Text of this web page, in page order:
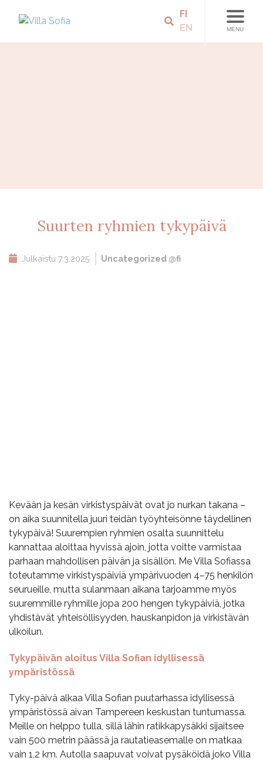
MENU
FI
EN
Suurten ryhmien tykypäivä
Julkaistu 7.3.2025 Uncategorized @fi
Kevään ja kesän virkistyspäivät ovat jo nurkan takana –
on aika suunnitella juuri teidän työyhteisönne täydellinen
tykypäivä! Suurempien ryhmien osalta suunnittelu
kannattaa aloittaa hyvissä ajoin, jotta voitte varmistaa
parhaan mahdollisen päivän ja sisällön. Me Villa Sofiassa
toteutamme virkistyspäiviä ympärivuoden 4–75 henkilön
seurueille, mutta sulanmaan aikana tarjoamme myös
suuremmille ryhmille jopa 200 hengen tykypäiviä, jotka
yhdistävät yhteisöllisyyden, hauskanpidon ja virkistävän
ulkoilun.
Tykypäivän aloitus Villa Sofian idyllisessä
ympäristössä
Tyky-päivä alkaa Villa Sofian puutarhassa idyllisessä
ympäristössä aivan Tampereen keskustan tuntumassa.
Meille on helppo tulla, sillä lähin ratikkapysäkki sijaitsee
vain 500 metrin päässä ja rautatieasemalle on matkaa
vain 1,2 km. Autolla saapuvat voivat pysäköidä joko Villa